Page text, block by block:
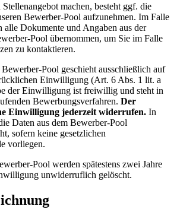
machen, besteht ggf. die
Bewerber-Pool aufzunehmen. Im Falle
alle Dokumente und Angaben aus der
Pool übernommen, um Sie im Falle
zu kontaktieren.
Pool geschieht ausschließlich auf
Einwilligung (Art. 6 Abs. 1 lit. a
der Einwilligung ist freiwillig und steht in
Bewerbungsverfahren. Der
Einwilligung jederzeit widerrufen. In
Daten aus dem Bewerber-Pool
sofern keine gesetzlichen
vorliegen.
Pool werden spätestens zwei Jahre
unwiderruflich gelöscht.